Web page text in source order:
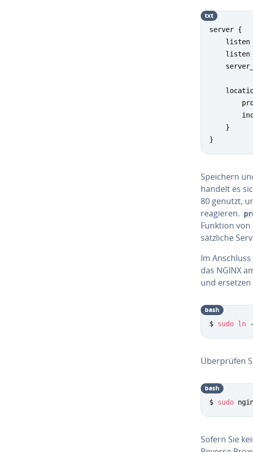
server {
listen
listen
    }
}
txt
Speichern
handelt es
80 genutzt,
reagieren.
Funktion von
sätz­li­che
Im
das NGINX
und
$ sudo ln
bash
Über­prü­fen
$ sudo
bash
Sofern Sie